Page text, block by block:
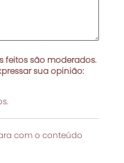
feitos são moderados.
sua opinião:
com o conteúdo